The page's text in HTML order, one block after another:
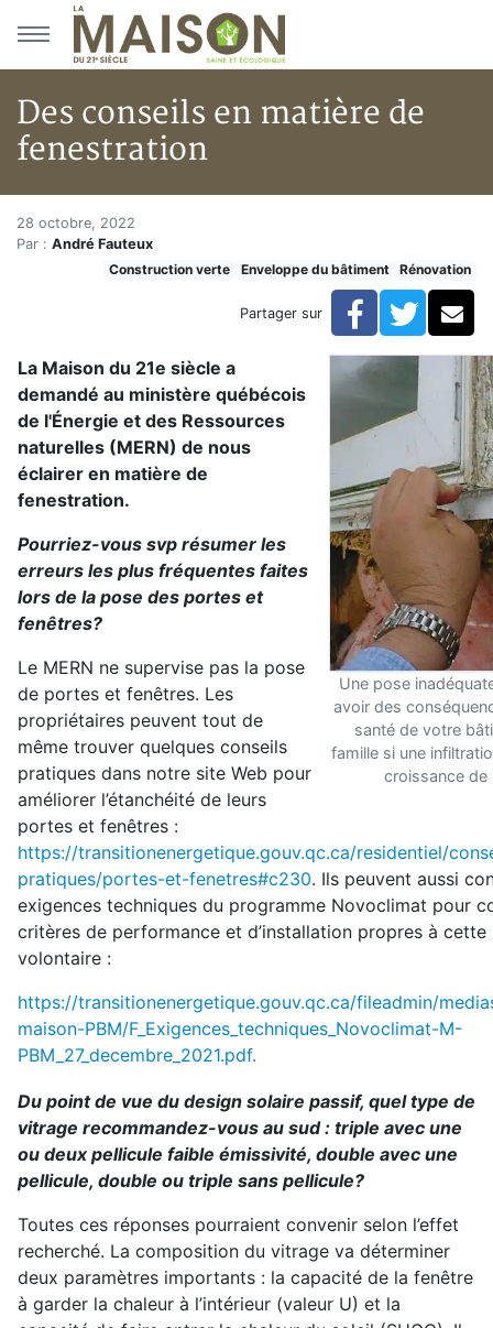
Aller au menu principal
Aller au contenu principal
Des conseils en matière de
fenestration
Accueil
Articles
Construction verte
Des conseils en matière de fenestration
Des conseils en matière de
28 octobre, 2022
Par : André Fauteux
Construction verte
Enveloppe du bâtiment Rénovation
Partager sur Facebook
Une pose
avoir des
santé de votre
famille si une
croissance de
La Maison du 21e siècle a
demandé au ministère québécois
de l'Énergie et des Ressources
naturelles (MERN) de nous
éclairer en matière de
fenestration.
Pourriez-vous svp résumer les
erreurs les plus fréquentes faites
lors de la pose des portes et
fenêtres?
Le MERN ne supervise pas la pose
de portes et fenêtres. Les
propriétaires peuvent tout de
même trouver quelques conseils
pratiques dans notre site Web pour
améliorer l’étanchéité de leurs
portes et fenêtres :
https://transitionenergetique.gouv.qc.ca/residentiel/
pratiques/portes-et-fenetres#c230. Ils peuvent aussi
exigences techniques du programme Novoclimat pour
critères de performance et d’installation propres à
volontaire :
https://transitionenergetique.gouv.qc.ca/fileadmin/
maison-PBM/F_Exigences_techniques_Novoclimat-M-
PBM_27_decembre_2021.pdf.
Du point de vue du design solaire passif, quel type de
vitrage recommandez-vous au sud : triple avec une
ou deux pellicule faible émissivité, double avec une
pellicule, double ou triple sans pellicule?
Toutes ces réponses pourraient convenir selon l’effet
recherché. La composition du vitrage va déterminer
deux paramètres importants : la capacité de la fenêtre
à garder la chaleur à l’intérieur (valeur U) et la